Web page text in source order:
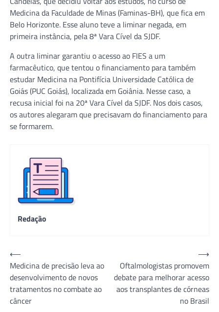
Medicina da Faculdade de Minas (Faminas-BH), que fica em
Belo Horizonte. Esse aluno teve a liminar negada, em
primeira instância, pela 8ª Vara Cível da SJDF.
A outra liminar garantiu o acesso ao FIES a um
farmacêutico, que tentou o financiamento para também
estudar Medicina na Pontifícia Universidade Católica de
Goiás (PUC Goiás), localizada em Goiânia. Nesse caso, a
recusa inicial foi na 20ª Vara Cível da SJDF. Nos dois casos,
os autores alegaram que precisavam do financiamento para
se formarem.
Redação
Navegação
de
Post
⟵
Medicina de precisão leva ao
desenvolvimento de novos
tratamentos no combate ao
câncer
Oftalmologistas promovem
debate para melhorar acesso
aos transplantes de córneas
no Brasil
⟶